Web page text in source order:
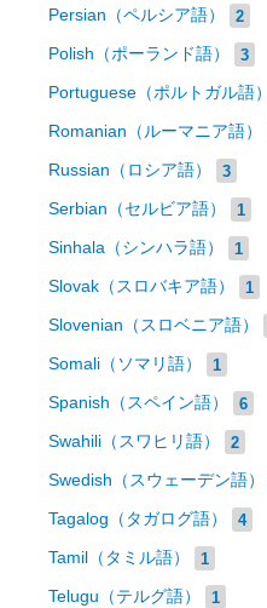
Persian（ペルシア語） 2
Polish（ポーランド語） 3
Portuguese（ポルトガル語）
Romanian（ルーマニア語）
Russian（ロシア語） 3
Serbian（セルビア語） 1
Sinhala（シンハラ語） 1
Slovak（スロバキア語） 1
Slovenian（スロベニア語）
Somali（ソマリ語） 1
Spanish（スペイン語） 6
Swahili（スワヒリ語） 2
Swedish（スウェーデン語）
Tagalog（タガログ語） 4
Tamil（タミル語） 1
Telugu（テルグ語） 1